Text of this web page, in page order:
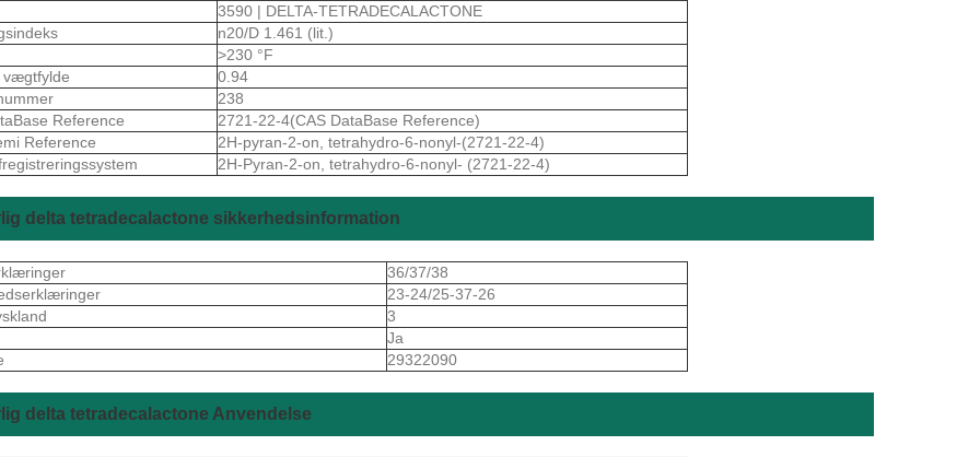
3590 | DELTA-TETRADECALACTONE
n20/D 1.461 (lit.)
>230 °F
vægtfylde
0.94
238
Reference
2721-22-4(CAS DataBase Reference)
Reference
2H-pyran-2-on, tetrahydro-6-nonyl-(2721-22-4)
2H-Pyran-2-on, tetrahydro-6-nonyl- (2721-22-4)
delta tetradecalactone sikkerhedsinformation
36/37/38
23-24/25-37-26
3
Ja
29322090
delta tetradecalactone Anvendelse